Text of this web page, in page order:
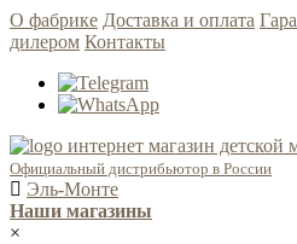
О фабрике Доставка и оплата
дилером Контакты
Официальный дистрибьютор в России
Эль-Монте
Наши магазины
×